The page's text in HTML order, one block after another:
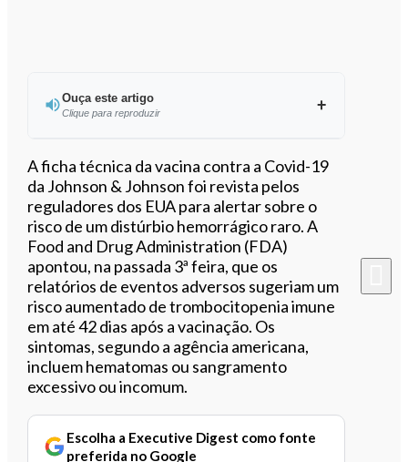
Ouça este artigo
Clique para reproduzir
Ouvir este artigo
A ficha técnica da vacina contra a Covid-19
da Johnson & Johnson foi revista pelos
reguladores dos EUA para alertar sobre o
risco de um distúrbio hemorrágico raro. A
Food and Drug Administration (FDA)
apontou, na passada 3ª feira, que os
relatórios de eventos adversos sugeriam um
risco aumentado de trombocitopenia imune
em até 42 dias após a vacinação. Os
sintomas, segundo a agência americana,
incluem hematomas ou sangramento
excessivo ou incomum.
Escolha a Executive Digest como fonte
preferida no Google